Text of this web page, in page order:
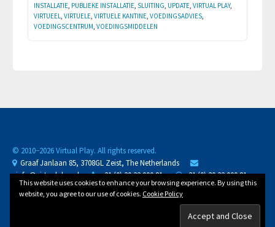
INSTALLATIE, PUBLIEKE INSTALLATIE, SLUITING, UPDATE, VIRTUAL PLAY,
VIRTUEEL, VIRTUELE, VIRTUELE KANTINE, VOEDINGSADVIES,
VOEDINGSCENTRUM, VOEDINGSMIDDELEN
© 2010−2026 Virtual Play. All rights reserved.
Graaf Janlaan 85, 3708GL Zeist, The Netherlands
info@virtualplay.nl
+31 (0) 30 32 000 81
+31 (0) 30 32 000 81
CoC 30288125D-U-N-S 489834623
NL88 BUNQ 2071 3558 81
VATNL002002421B11 / / Privacy Policy
This website uses cookies to enhance your browsing experience. By using this
website, you agree to our use of cookies. Cookie Policy